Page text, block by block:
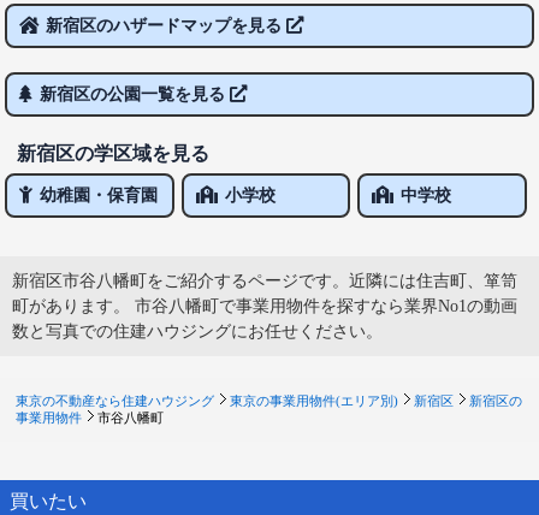
新宿区のハザードマップを見る
新宿区の公園一覧を見る
新宿区の学区域を見る
幼稚園・保育園 小学校 中学校
新宿区市谷八幡町をご紹介するページです。近隣には住吉町、箪笥
町があります。 市谷八幡町で事業用物件を探すなら業界No1の動画
数と写真での住建ハウジングにお任せください。
東京の不動産なら住建ハウジング 東京の事業用物件(エリア別) 新宿区
新宿区の
事業用物件
市谷八幡町
買いたい